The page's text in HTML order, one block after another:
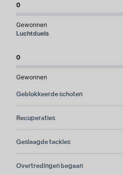
0
Gewonnen
Luchtduels
0
Gewonnen
Geblokkeerde schoten
Recuperaties
Geslaagde tackles
Overtredingen begaan